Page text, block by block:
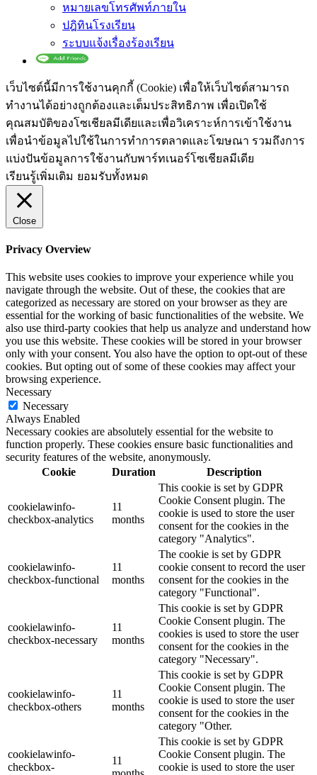
หมายเลขโทรศัพท์ภายใน
ปฎิทินโรงเรียน
ระบบแจ้งเรื่องร้องเรียน
เว็บไซต์นี้มีการใช้งานคุกกี้ (Cookie) เพื่อให้เว็บไซต์สามารถ
ทำงานได้อย่างถูกต้องและเต็มประสิทธิภาพ​ เพื่อเปิดใช้
คุณสมบัติของโซเชียล​มีเดียและเพื่อวิเคราะห์การเข้าใช้งาน
เพื่อนำข้อมูลไปใช้ในการทำการตลาดและโฆษณา​ รวมถึงการ
แบ่งปันข้อมูลการใช้งานกับพาร์ทเนอร์​โซเชียล​มีเดีย
เรียนรู้เพิ่มเติม ยอมรับทั้งหมด
Close
Privacy Overview
This website uses cookies to improve your experience while you
navigate through the website. Out of these, the cookies that are
categorized as necessary are stored on your browser as they are
essential for the working of basic functionalities of the website. We
also use third-party cookies that help us analyze and understand how
you use this website. These cookies will be stored in your browser
only with your consent. You also have the option to opt-out of these
cookies. But opting out of some of these cookies may affect your
browsing experience.
Necessary
Necessary
Always Enabled
Necessary cookies are absolutely essential for the website to
function properly. These cookies ensure basic functionalities and
security features of the website, anonymously.
Cookie
Duration Description
cookielawinfo-
checkbox-analytics
11
months
This cookie is set by GDPR
Cookie Consent plugin. The
cookie is used to store the user
consent for the cookies in the
category "Analytics".
cookielawinfo-
checkbox-functional
11
months
The cookie is set by GDPR
cookie consent to record the user
consent for the cookies in the
category "Functional".
cookielawinfo-
checkbox-necessary
11
months
This cookie is set by GDPR
Cookie Consent plugin. The
cookies is used to store the user
consent for the cookies in the
category "Necessary".
cookielawinfo-
checkbox-others
11
months
This cookie is set by GDPR
Cookie Consent plugin. The
cookie is used to store the user
consent for the cookies in the
category "Other.
cookielawinfo-
checkbox-
11
This cookie is set by GDPR
Cookie Consent plugin. The
cookie is used to store the user